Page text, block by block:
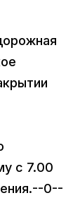
с 7.00
0--